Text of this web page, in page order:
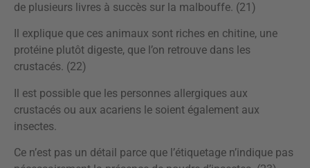
de plusieurs livres à succès sur la malbouffe. (21)
Il explique que ces animaux sont riches en chitine, une
protéine plutôt digeste, que l’on retrouve dans les
crustacés. (22)
Il est possible que les personnes allergiques aux
crustacés ou aux acariens le soient également aux
insectes.
Ce n’est pas un détail parce que l’étiquetage n’indique pas